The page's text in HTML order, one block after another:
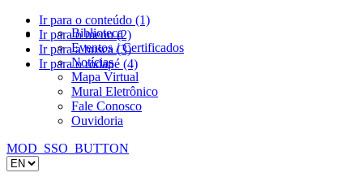
Ir para o conteúdo (1)
Ir para o menu (2)
Ir para a busca (3)
Ir para o rodapé (4)
Biblioteca
Eventos / Certificados
Notícias
Mapa Virtual
Mural Eletrônico
Fale Conosco
Ouvidoria
MOD_SSO_BUTTON